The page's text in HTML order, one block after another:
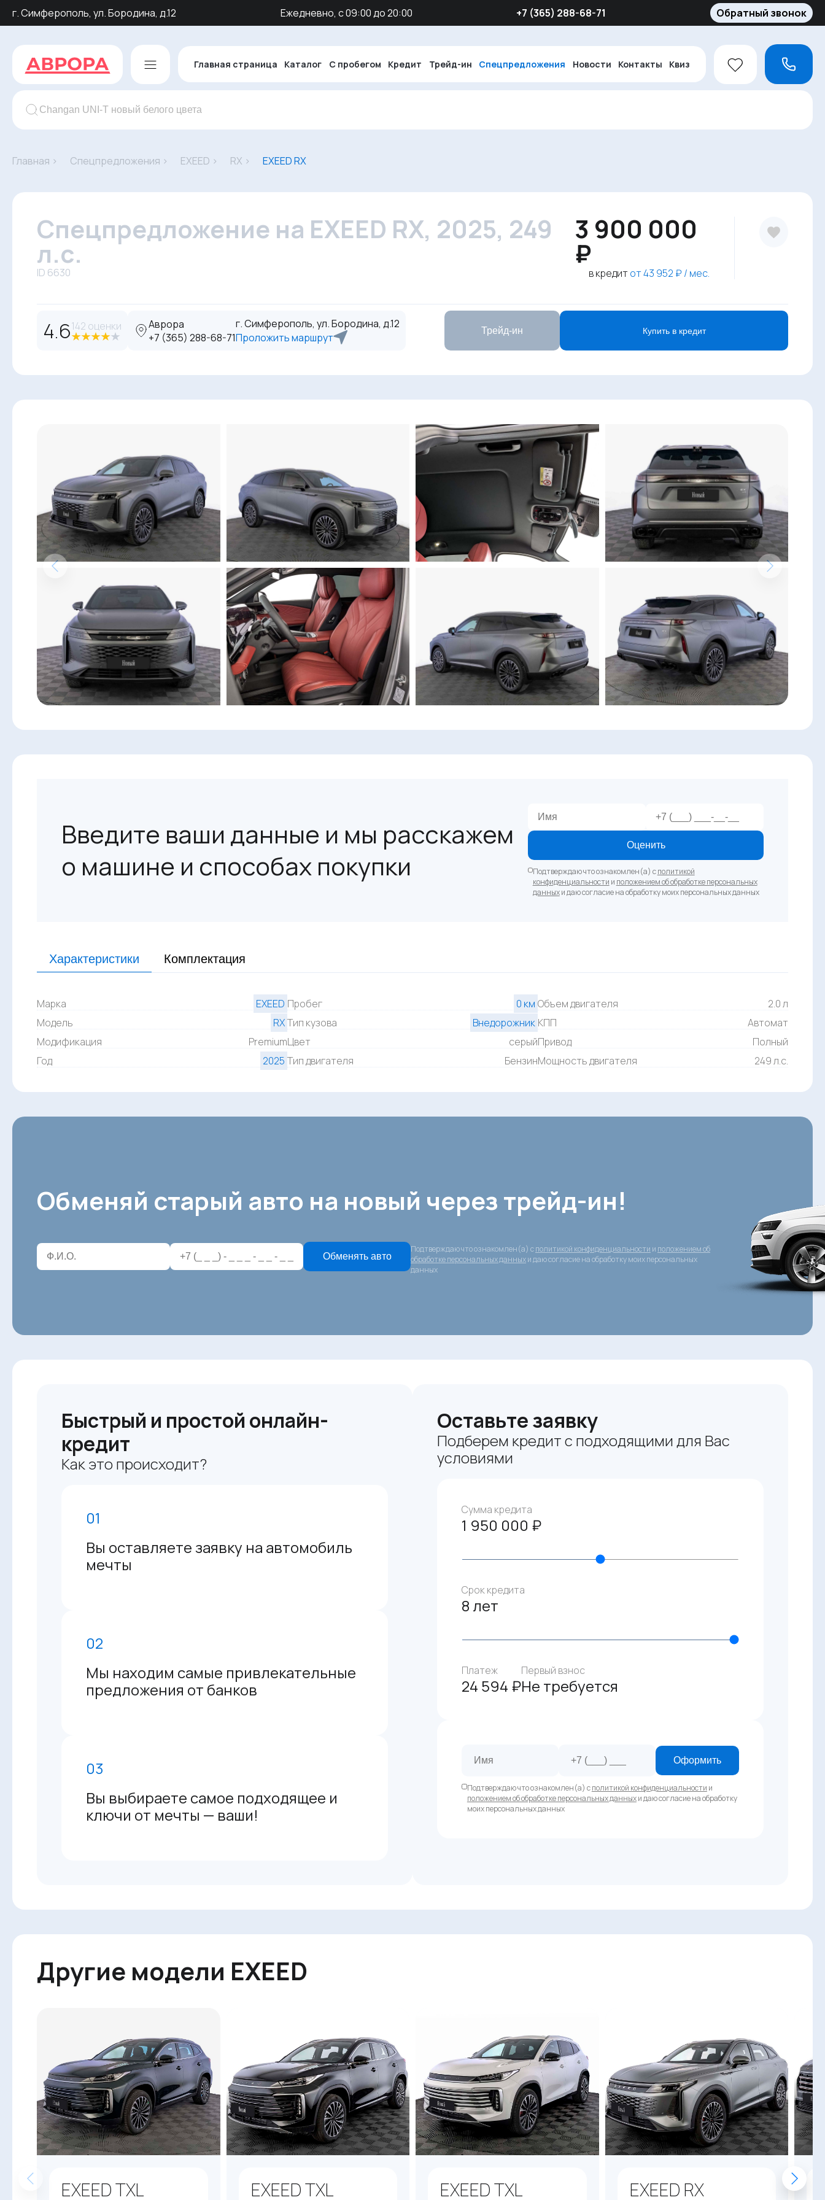
г. Симферополь, ул. Бородина, д.12 Ежедневно, с 09:00 до 20:00 ‪+7 (365) 288-68-71 Обратный звонок
Главная страница Каталог С пробегом Кредит Трейд-ин Спецпредложения Новости Контакты Квиз
Главная › Спецпредложения › EXEED › RX › EXEED RX
Спецпредложение на EXEED RX, 2025, 249
л.с.
ID 6630
3 900 000
₽
в кредитот 43 952 ₽ / мес.
4.6142 оценки
Аврора
‪+7 (365) 288-68-71
г. Симферополь, ул. Бородина, д.12
Проложить маршрут
Трейд-ин Купить в кредит
Введите ваши данные и мы расскажем
о машине и способах покупки
Оценить
Подтверждаю что ознакомлен(а) сполитикой
конфиденциальности и положением об обработке персональных
данныхи даю согласие на обработку моих персональных данных
Характеристики Комплектация
Марка
EXEED
Модель
RX
Модификация
Premium
Год
2025
Пробег
0 км
Тип кузова
Внедорожник
Цвет
серый
Тип двигателя
Бензин
Объем двигателя
2.0 л
КПП
Автомат
Привод
Полный
Мощность двигателя
249 л.с.
Обменяй старый авто на новый через трейд-ин!
Обменять авто
Подтверждаю что ознакомлен(а) сполитикой конфиденциальности и положением об
обработке персональных данныхи даю согласие на обработку моих персональных
данных
Быстрый и простой онлайн-
кредит
Как это происходит?
01
Вы оставляете заявку на автомобиль
мечты
02
Мы находим самые привлекательные
предложения от банков
03
Вы выбираете самое подходящее и
ключи от мечты — ваши!
Оставьте заявку
Подберем кредит с подходящими для Вас
условиями
Сумма кредита
1 950 000 ₽
Срок кредита
8 лет
Платеж
24 594 ₽
Первый взнос
Не требуется
Оформить
Подтверждаю что ознакомлен(а) сполитикой конфиденциальности и
положением об обработке персональных данныхи даю согласие на обработку
моих персональных данных
Другие модели EXEED
EXEED TXL EXEED TXL EXEED TXL EXEED RX